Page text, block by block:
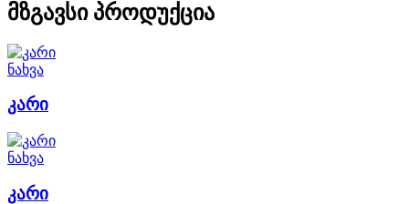
მზგავსი პროდუქცია
ნახვა
კარი
ნახვა
კარი